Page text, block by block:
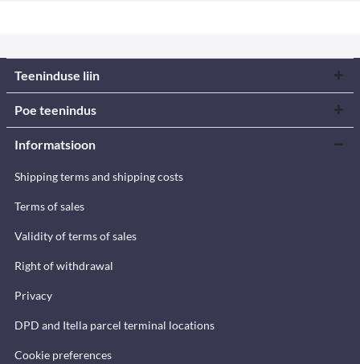
Teeninduse liin
Poe teenindus
Informatsioon
Shipping terms and shipping costs
Terms of sales
Validity of terms of sales
Right of withdrawal
Privacy
DPD and Itella parcel terminal locations
Cookie preferences